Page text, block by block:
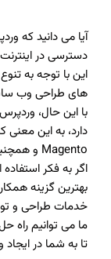
دسترسی در
های طراحی وب
Magento و همچنین Drupal استفاده می شود.
اگر به فکر
بهترین گزینه
خدمات طراحی و
ما می توانیم راه
تا به شما در